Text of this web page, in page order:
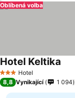
Oblíbená volba
3 Počet hvězdiček
Hotel
Hotel Keltika
8,8 Vynikající 1 094